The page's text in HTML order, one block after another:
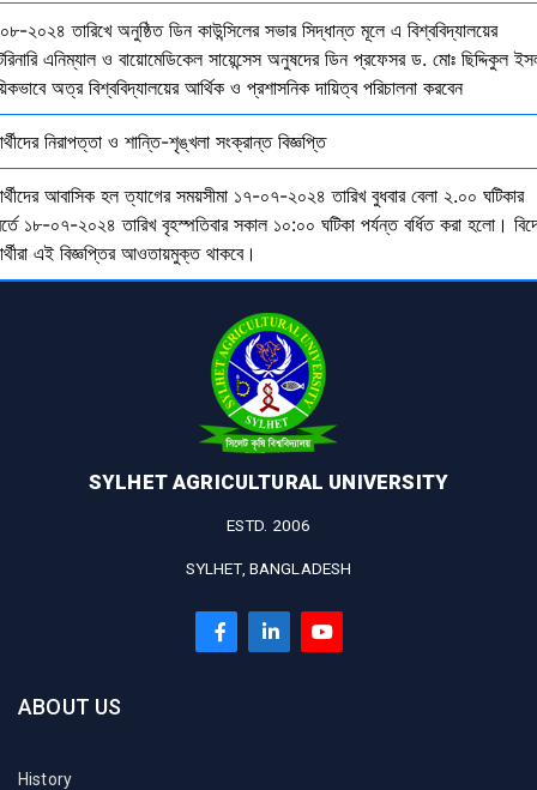
২০২৪ তারিখে অনুষ্ঠিত ডিন কাউন্সিলের সভার সিদ্ধান্ত মূলে এ বিশ্ববিদ্যালয়ের
এনিম্যাল ও বায়োমেডিকেল সায়েন্সেস অনুষদের ডিন প্রফেসর ড. মোঃ ছিদ্দিকুল
অত্র বিশ্ববিদ্যালয়ের আর্থিক ও প্রশাসনিক দায়িত্ব পরিচালনা করবেন
নিরাপত্তা ও শান্তি-শৃঙ্খলা সংক্রান্ত বিজ্ঞপ্তি
আবাসিক হল ত্যাগের সময়সীমা ১৭-০৭-২০২৪ তারিখ বুধবার বেলা ২.০০ ঘটিকার
১৮-০৭-২০২৪ তারিখ বৃহস্পতিবার সকাল ১০:০০ ঘটিকা পর্যন্ত বর্ধিত করা হলো।
এই বিজ্ঞপ্তির আওতায়মুক্ত থাকবে।
SYLHET AGRICULTURAL UNIVERSITY
ESTD. 2006
SYLHET, BANGLADESH
ABOUT US
History